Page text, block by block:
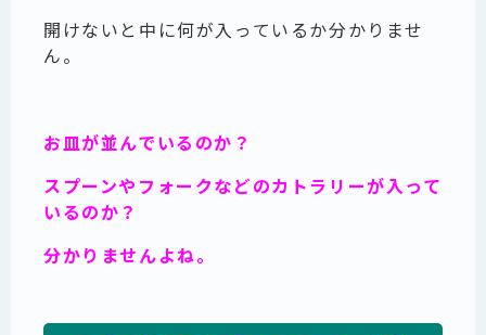
開けないと中に何が入っているか分かりませ
ん。
お皿が並んでいるのか？
スプーンやフォークなどのカトラリーが入って
いるのか？
分かりませんよね。